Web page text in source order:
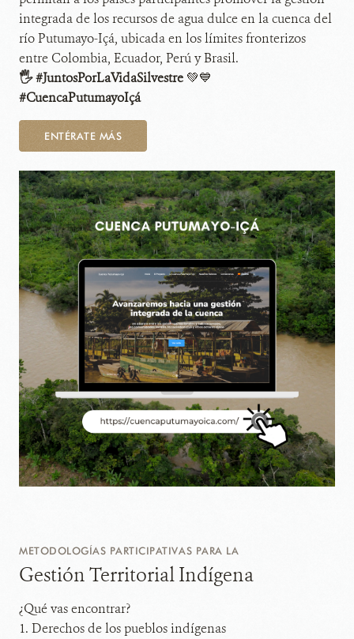
integrada de los recursos de agua dulce en la cuenca del
río Putumayo-Içá, ubicada en los límites fronterizos
entre Colombia, Ecuador, Perú y Brasil.
🖐 #JuntosPorLaVidaSilvestre 💚💙
#CuencaPutumayoIçá
ENTÉRATE MÁS
METODOLOGÍAS PARTICIPATIVAS PARA LA
Gestión Territorial Indígena
¿Qué vas encontrar?
1. Derechos de los pueblos indígenas